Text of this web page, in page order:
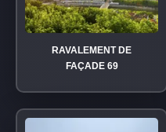
RAVALEMENT DE
FAÇADE 69